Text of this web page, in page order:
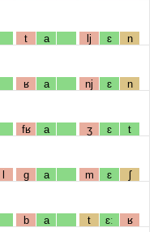
t a lj ɛ n
ʁ a nj ɛ n
fʁ a ʒ ɛ t
l g a m ɛ ʃ
b a t ɛː ʁ